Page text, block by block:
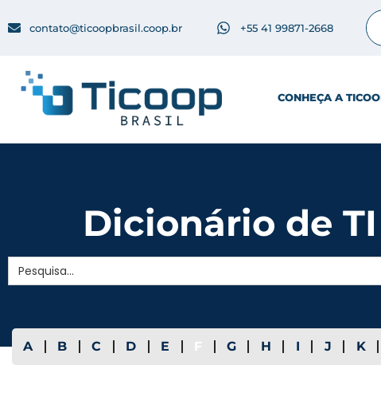
contato@ticoopbrasil.coop.br +55 41 99871-2668
CONHEÇA A
Dicionário de
Search
for:
A B C D E G H I J K